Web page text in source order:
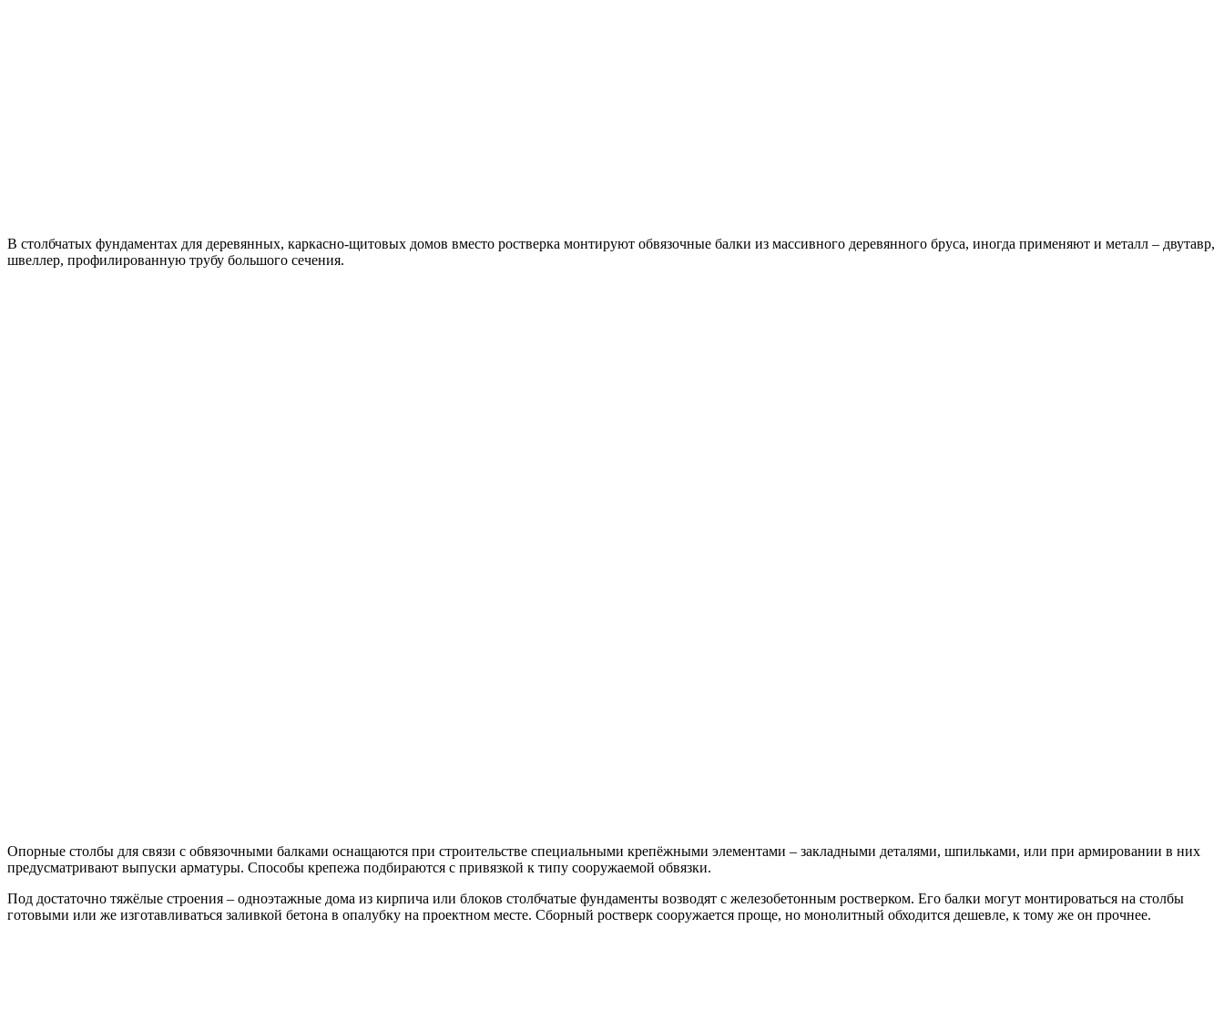
В столбчатых фундаментах для деревянных, каркасно-щитовых домов вместо ростверка монтируют обвязочные балки из массивного деревянного бруса, иногда применяют и металл – двутавр,
швеллер, профилированную трубу большого сечения.
Опорные столбы для связи с обвязочными балками оснащаются при строительстве специальными крепёжными элементами – закладными деталями, шпильками, или при армировании в них
предусматривают выпуски арматуры. Способы крепежа подбираются с привязкой к типу сооружаемой обвязки.
Под достаточно тяжёлые строения – одноэтажные дома из кирпича или блоков столбчатые фундаменты возводят с железобетонным ростверком. Его балки могут монтироваться на столбы
готовыми или же изготавливаться заливкой бетона в опалубку на проектном месте. Сборный ростверк сооружается проще, но монолитный обходится дешевле, к тому же он прочнее.